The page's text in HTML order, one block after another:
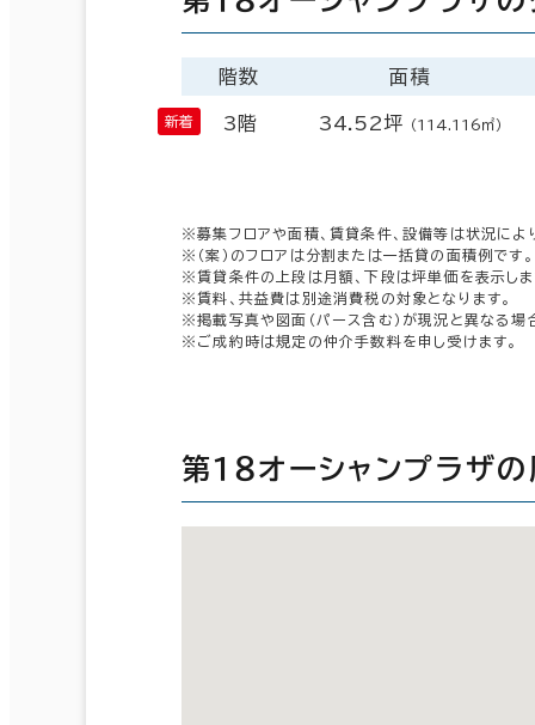
階数 面積
3階 34.52坪 （114.116㎡）
※募集フロアや面積、賃貸条件、設備等は状況によ
※（案）のフロアは分割または一括貸の面積例です。
※賃貸条件の上段は月額、下段は坪単価を表示しま
※賃料、共益費は別途消費税の対象となります。
※掲載写真や図面（パース含む）が現況と異なる場
※ご成約時は規定の仲介手数料を申し受けます。
第１８オーシャンプラザ